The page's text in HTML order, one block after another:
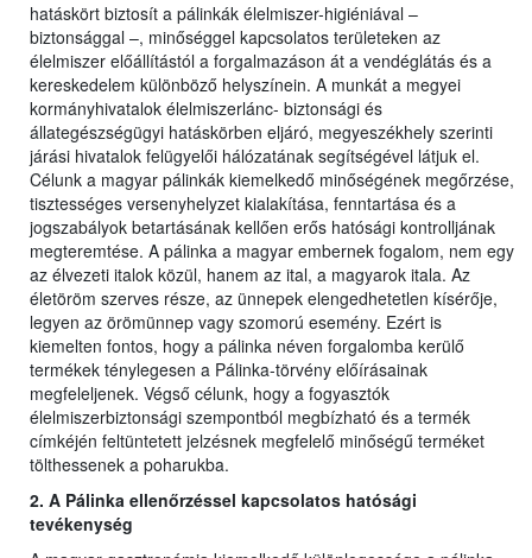
hatáskört biztosít a pálinkák élelmiszer-higiéniával –
biztonsággal –, minőséggel kapcsolatos területeken az
élelmiszer előállítástól a forgalmazáson át a vendéglátás és a
kereskedelem különböző helyszínein. A munkát a megyei
kormányhivatalok élelmiszerlánc- biztonsági és
állategészségügyi hatáskörben eljáró, megyeszékhely szerinti
járási hivatalok felügyelői hálózatának segítségével látjuk el.
Célunk a magyar pálinkák kiemelkedő minőségének megőrzése,
tisztességes versenyhelyzet kialakítása, fenntartása és a
jogszabályok betartásának kellően erős hatósági kontrolljának
megteremtése. A pálinka a magyar embernek fogalom, nem egy
az élvezeti italok közül, hanem az ital, a magyarok itala. Az
életöröm szerves része, az ünnepek elengedhetetlen kísérője,
legyen az örömünnep vagy szomorú esemény. Ezért is
kiemelten fontos, hogy a pálinka néven forgalomba kerülő
termékek ténylegesen a Pálinka-törvény előírásainak
megfeleljenek. Végső célunk, hogy a fogyasztók
élelmiszerbiztonsági szempontból megbízható és a termék
címkéjén feltüntetett jelzésnek megfelelő minőségű terméket
tölthessenek a poharukba.
2. A Pálinka ellenőrzéssel kapcsolatos hatósági
tevékenység